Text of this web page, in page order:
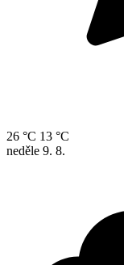
26 °C 13 °C
neděle 9. 8.